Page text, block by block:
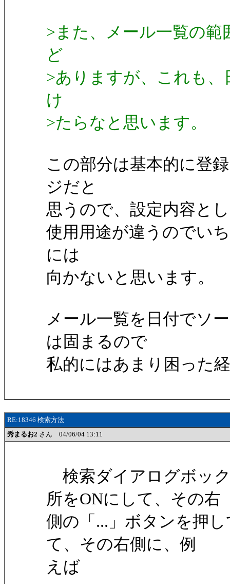
>また、メール一覧の
ど
>ありますが、これも
け
>たらなと思います。
この部分は基本的に登
ジだと
思うので、設定内容と
使用用途が違うのでい
には
向かないと思います。
メール一覧を日付でソ
は固まるので
私的にはあまり困った
RE:18346 検索方法
秀まるお2 さん 04/06/04 13:11
検索ダイアログボッ
所をONにして、その右
側の「...」ボタンを押
て、その右側に、例
えば